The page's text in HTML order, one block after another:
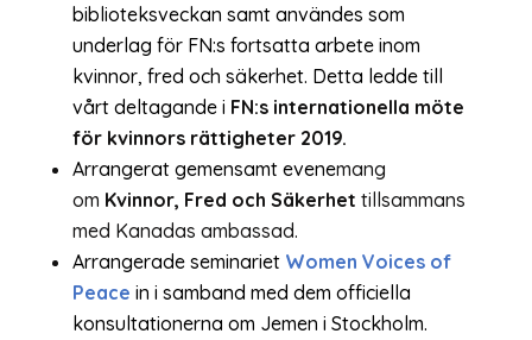
biblioteksveckan samt användes som
underlag för FN:s fortsatta arbete inom
kvinnor, fred och säkerhet. Detta ledde till
vårt deltagande i FN:s internationella möte
för kvinnors rättigheter 2019.
Arrangerat gemensamt evenemang
om Kvinnor, Fred och Säkerhet tillsammans
med Kanadas ambassad.
Arrangerade seminariet Women Voices of
Peace in i samband med dem officiella
konsultationerna om Jemen i Stockholm.